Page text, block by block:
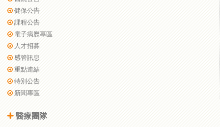
健保公告
課程公告
電子病歷專區
人才招募
感管訊息
重點連結
特別公告
新聞專區
醫療團隊